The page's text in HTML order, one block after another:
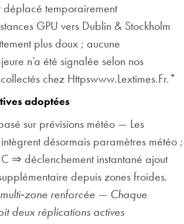
déplacé temporairement
GPU vers Dublin & Stockholm
plus doux ; aucune
n’a été signalée selon nos
chez Httpswww.Lextimes.Fr.*
adoptées
sur prévisions météo — Les
désormais paramètres météo ;
⇒ déclenchement instantané ajout
depuis zones froides.
renforcée — Chaque
deux réplications actives